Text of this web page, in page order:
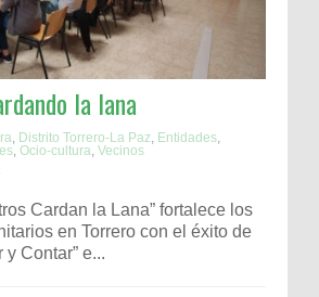
la lana
, Distrito Torrero-La Paz, Entidades,
, Ocio-cultura, Vecinos
Cardan la Lana” fortalece los
en Torrero con el éxito de
y Contar” e...